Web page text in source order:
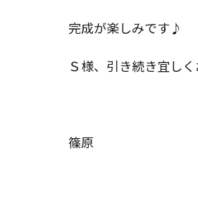
完成が楽しみです♪
Ｓ様、引き続き宜しく
篠原